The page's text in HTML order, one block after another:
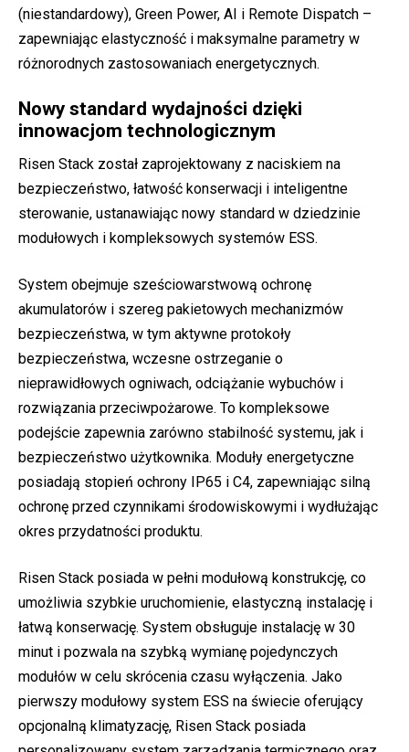
(niestandardowy), Green Power, AI i Remote Dispatch –
zapewniając elastyczność i maksymalne parametry w
różnorodnych zastosowaniach energetycznych.
Nowy standard wydajności dzięki
innowacjom technologicznym
Risen Stack został zaprojektowany z naciskiem na
bezpieczeństwo, łatwość konserwacji i inteligentne
sterowanie, ustanawiając nowy standard w dziedzinie
modułowych i kompleksowych systemów ESS.
System obejmuje sześciowarstwową ochronę
akumulatorów i szereg pakietowych mechanizmów
bezpieczeństwa, w tym aktywne protokoły
bezpieczeństwa, wczesne ostrzeganie o
nieprawidłowych ogniwach, odciążanie wybuchów i
rozwiązania przeciwpożarowe. To kompleksowe
podejście zapewnia zarówno stabilność systemu, jak i
bezpieczeństwo użytkownika. Moduły energetyczne
posiadają stopień ochrony IP65 i C4, zapewniając silną
ochronę przed czynnikami środowiskowymi i wydłużając
okres przydatności produktu.
Risen Stack posiada w pełni modułową konstrukcję, co
umożliwia szybkie uruchomienie, elastyczną instalację i
łatwą konserwację. System obsługuje instalację w 30
minut i pozwala na szybką wymianę pojedynczych
modułów w celu skrócenia czasu wyłączenia. Jako
pierwszy modułowy system ESS na świecie oferujący
opcjonalną klimatyzację, Risen Stack posiada